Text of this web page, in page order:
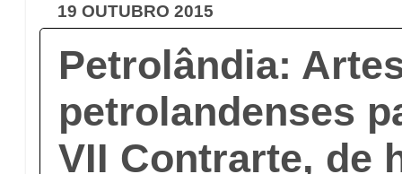
19 OUTUBRO 2015
Petrolândia:
petrolandenses
VII Contrarte, de